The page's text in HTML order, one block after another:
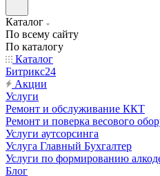
Каталог
По всему сайту
По каталогу
Каталог
Битрикс24
Акции
Услуги
Ремонт и обслуживание ККТ
Ремонт и поверка весового
Услуги аутсорсинга
Услуга Главный Бухгалтер
Услуги по формированию
Блог